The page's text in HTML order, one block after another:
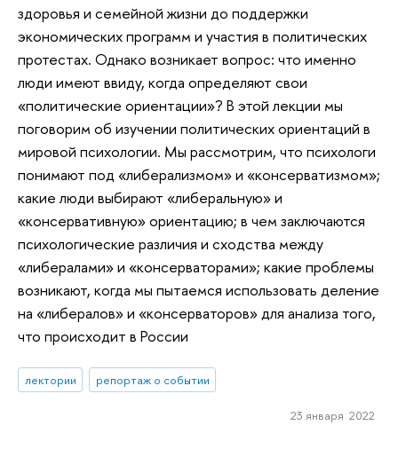
здоровья и семейной жизни до поддержки
экономических программ и участия в политических
протестах. Однако возникает вопрос: что именно
люди имеют ввиду, когда определяют свои
«политические ориентации»? В этой лекции мы
поговорим об изучении политических ориентаций в
мировой психологии. Мы рассмотрим, что психологи
понимают под «либерализмом» и «консерватизмом»;
какие люди выбирают «либеральную» и
«консервативную» ориентацию; в чем заключаются
психологические различия и сходства между
«либералами» и «консерваторами»; какие проблемы
возникают, когда мы пытаемся использовать деление
на «либералов» и «консерваторов» для анализа того,
что происходит в России
лектории репортаж о событии
23 января 2022